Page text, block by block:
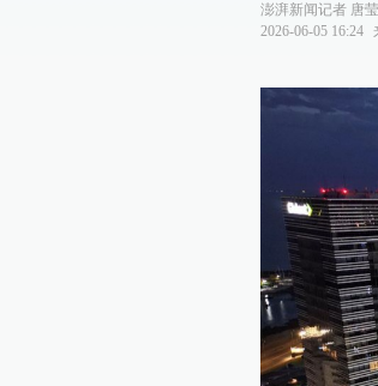
澎湃新闻记者 唐
2026-06-05 16:24